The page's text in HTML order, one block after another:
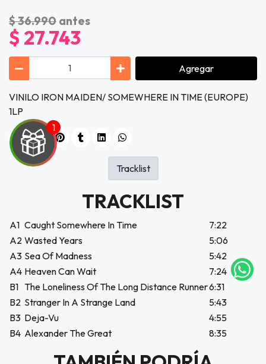
correo
web
$ 36.990 antes
$ 27.743
Agregar
VINILO IRON MAIDEN/ SOMEWHERE IN TIME (EUROPE)
1LP
TRACKLIST
A1 Caught Somewhere In Time
7:22
A2 Wasted Years
5:06
A3 Sea Of Madness
5:42
A4 Heaven Can Wait
7:24
B1 The Loneliness Of The Long Distance Runner6:31
B2 Stranger In A Strange Land
5:43
B3 Deja-Vu
4:55
B4 Alexander The Great 8:35
Tracklist